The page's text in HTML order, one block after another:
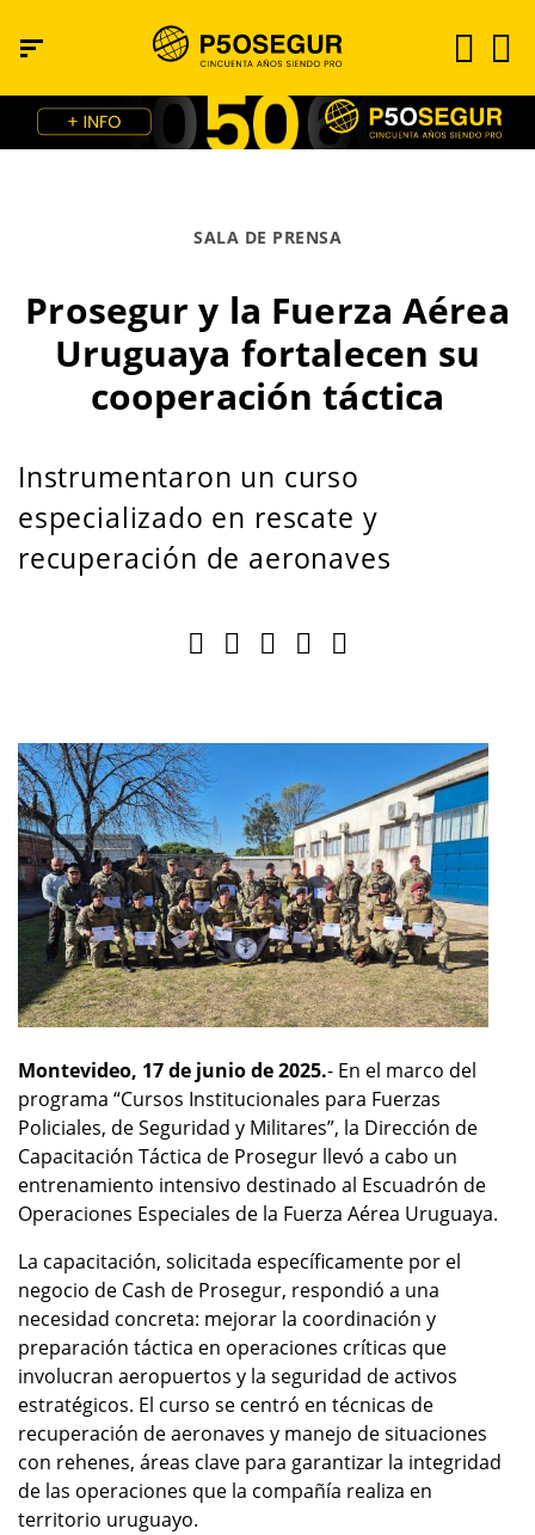
SALA DE PRENSA
Prosegur y la Fuerza Aérea
Uruguaya fortalecen su
cooperación táctica
Instrumentaron un curso
especializado en rescate y
recuperación de aeronaves
Montevideo, 17 de junio de 2025.- En el marco del
programa “Cursos Institucionales para Fuerzas
Policiales, de Seguridad y Militares”, la Dirección de
Capacitación Táctica de Prosegur llevó a cabo un
entrenamiento intensivo destinado al Escuadrón de
Operaciones Especiales de la Fuerza Aérea Uruguaya.
La capacitación, solicitada específicamente por el
negocio de Cash de Prosegur, respondió a una
necesidad concreta: mejorar la coordinación y
preparación táctica en operaciones críticas que
involucran aeropuertos y la seguridad de activos
estratégicos. El curso se centró en técnicas de
recuperación de aeronaves y manejo de situaciones
con rehenes, áreas clave para garantizar la integridad
de las operaciones que la compañía realiza en
territorio uruguayo.